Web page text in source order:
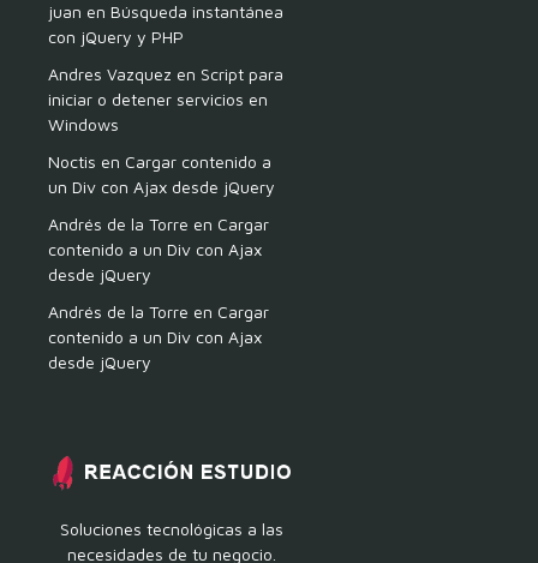
juan en Búsqueda instantánea
con jQuery y PHP
Andres Vazquez en Script para
iniciar o detener servicios en
Windows
Noctis en Cargar contenido a
un Div con Ajax desde jQuery
Andrés de la Torre en Cargar
contenido a un Div con Ajax
desde jQuery
Andrés de la Torre en Cargar
contenido a un Div con Ajax
desde jQuery
Soluciones tecnológicas a las
necesidades de tu negocio.